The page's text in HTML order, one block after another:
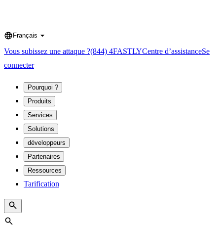
Language
Français
Vous subissez une attaque ?(844) 4FASTLYCentre d’assistanceSe
connecter
Pourquoi ?
Produits
Services
Solutions
développeurs
Partenaires
Ressources
Tarification
Search